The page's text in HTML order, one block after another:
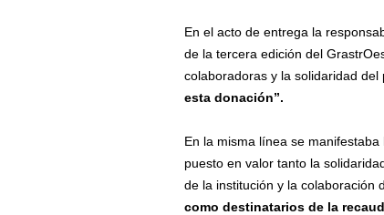
En el acto de entrega la
de la tercera edición del
colaboradoras y la solidaridad del
esta donación”.
En la misma línea se
puesto en valor tanto la
de la institución y la colaboración
como destinatarios de la